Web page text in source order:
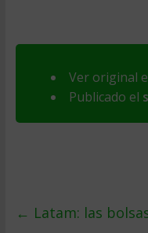
Ver original
Publicado el
← Latam: las